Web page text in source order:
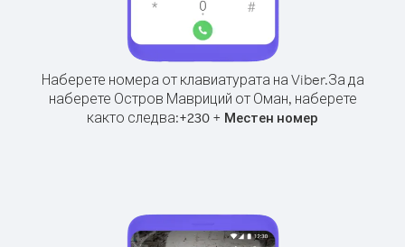
Наберете номера от клавиатурата на Viber.За да
наберете Остров Мавриций от Оман, наберете
както следва:+230 + Местен номер